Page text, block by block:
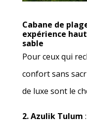
Cabane de
expérience
sable
Pour ceux qui
confort sans
de luxe sont le
2. Azulik Tulum